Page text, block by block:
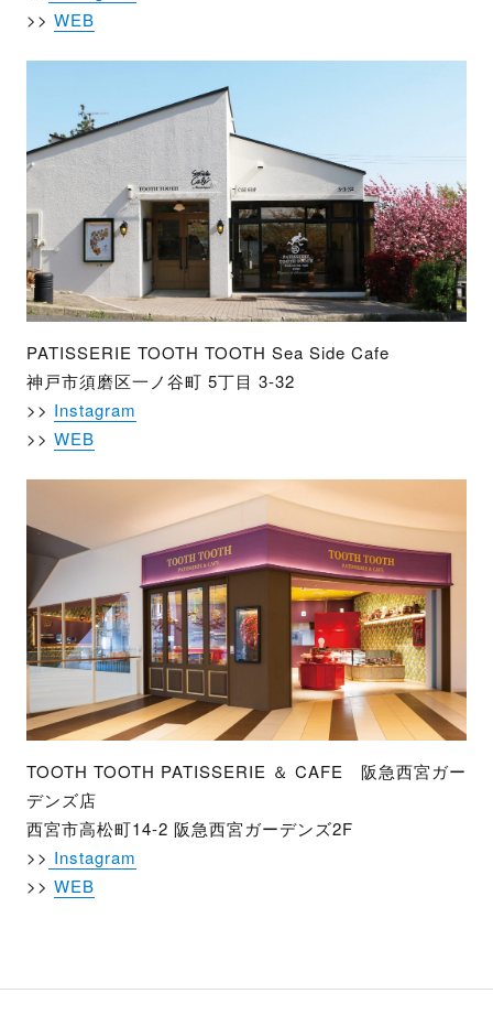
>> WEB
PATISSERIE TOOTH TOOTH Sea Side Cafe
神戸市須磨区一ノ谷町 5丁目 3-32
>> Instagram
>> WEB
TOOTH TOOTH PATISSERIE ＆ CAFE 阪急西宮ガー
デンズ店
西宮市高松町14-2 阪急西宮ガーデンズ2F
>> Instagram
>> WEB